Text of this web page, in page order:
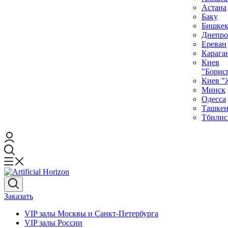
Астана
Баку
Бишкек
Ереван
Киев
Киев
Минск
Одесса
Заказать
VIP залы Москвы и Санкт-Петербурга
VIP залы Росcии